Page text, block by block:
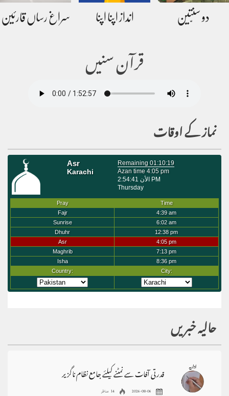
دو سنّتین انداز اپنا اپنا سراغ رساں قارئین
قرآن سنیں
نماز کے اوقات
حالیہ خبریں
قدرتی آفات سے نمٹنے کیلئے جامع نظام ناگزیر
2026-08-06 14 مناظر